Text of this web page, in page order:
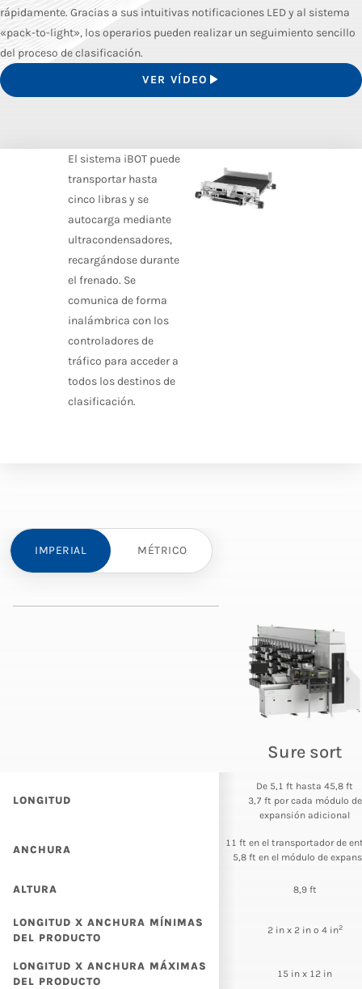
rápidamente. Gracias a sus intuitivas notificaciones LED y al sistema
«pack-to-light», los operarios pueden realizar un seguimiento sencillo
del proceso de clasificación.
VER VÍDEO
El sistema iBOT puede
transportar hasta
cinco libras y se
autocarga mediante
ultracondensadores,
recargándose durante
el frenado. Se
comunica de forma
inalámbrica con los
controladores de
tráfico para acceder a
todos los destinos de
clasificación.
IMPERIAL MÉTRICO
Sure sort
LONGITUD
De 5,1 ft hasta 45,8 ft
3,7 ft por cada módulo de
expansión adicional
ANCHURA
11 ft en el transportador de
5,8 ft en el módulo de
ALTURA 8,9 ft
LONGITUD X ANCHURA MÍNIMAS
DEL PRODUCTO
2 in x 2 in o 4 in2
LONGITUD X ANCHURA MÁXIMAS
DEL PRODUCTO
15 in x 12 in